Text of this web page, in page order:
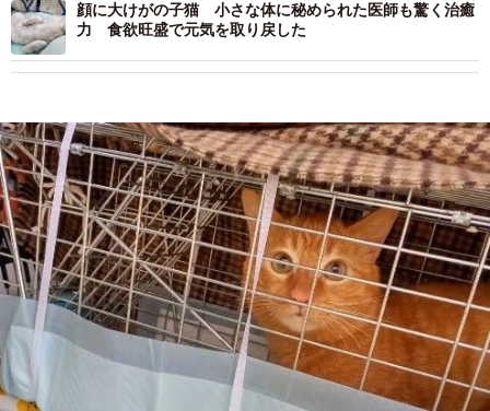
顔に大けがの子猫 小さな体に秘められた医師も驚く治癒
力 食欲旺盛で元気を取り戻した